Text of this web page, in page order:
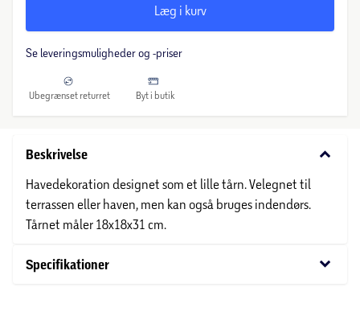
Læg i kurv
Se leveringsmuligheder og -priser
Ubegrænset returret Byt i butik
Beskrivelse keyboard_arrow_down
Havedekoration designet som et lille tårn. Velegnet til
terrassen eller haven, men kan også bruges indendørs.
Tårnet måler 18x18x31 cm.
Specifikationer keyboard_arrow_down